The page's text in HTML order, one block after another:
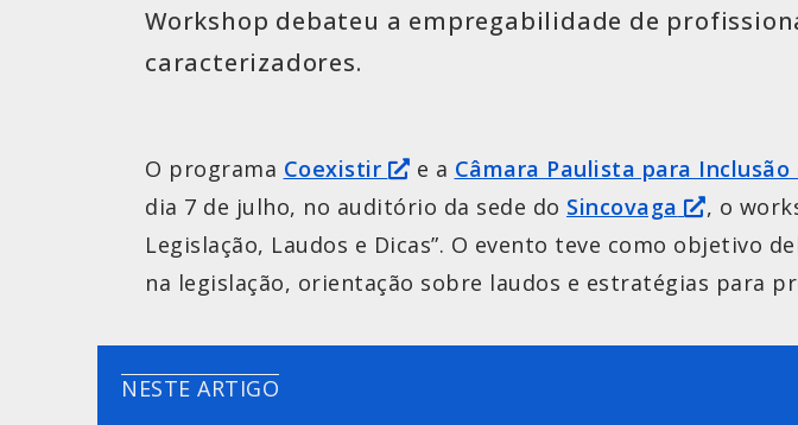
Workshop debateu a empregabilidade de
caracterizadores.
O programa Coexistir e a Câmara Paulista para
dia 7 de julho, no auditório da sede do Sincovaga
, o
Legislação, Laudos e Dicas”. O evento teve como objetivo
na legislação, orientação sobre laudos e estratégias para
NESTE ARTIGO